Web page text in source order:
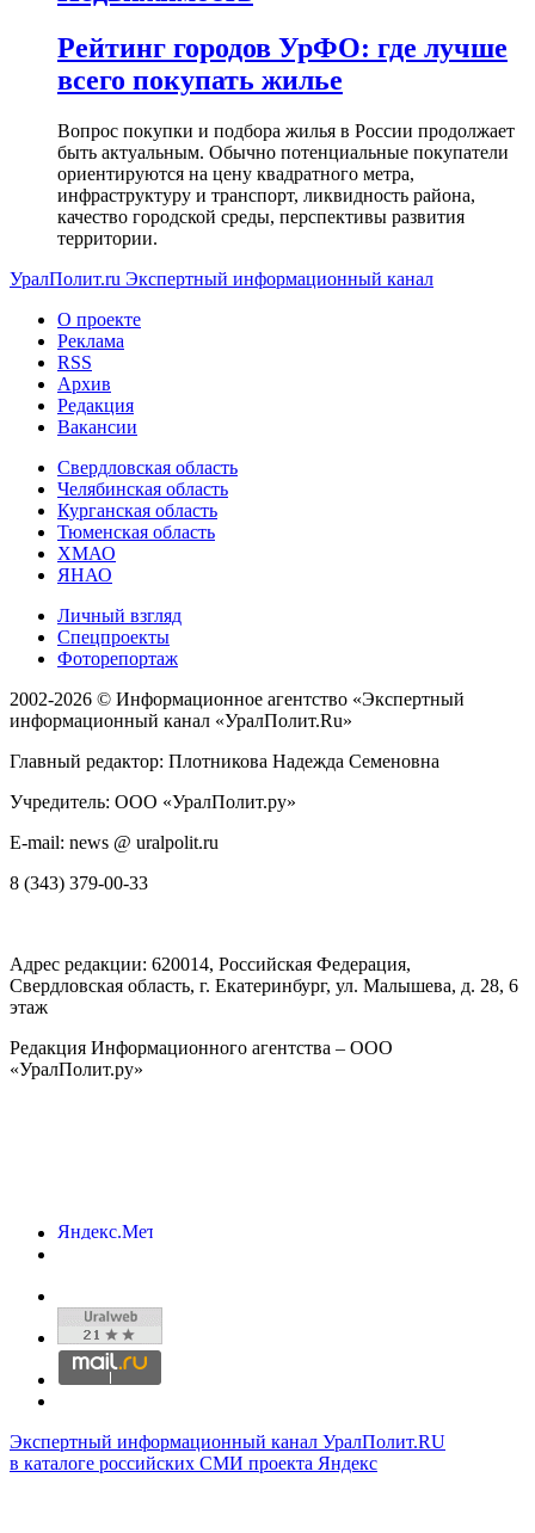
Рейтинг городов УрФО: где лучше
всего покупать жилье
Вопрос покупки и подбора жилья в России продолжает
быть актуальным. Обычно потенциальные покупатели
ориентируются на цену квадратного метра,
инфраструктуру и транспорт, ликвидность района,
качество городской среды, перспективы развития
территории.
УралПолит.ru Экспертный информационный канал
О проекте
Реклама
RSS
Архив
Редакция
Вакансии
Свердловская область
Челябинская область
Курганская область
Тюменская область
ХМАО
ЯНАО
Личный взгляд
Спецпроекты
Фоторепортаж
2002-2026 © Информационное агентство «Экспертный
информационный канал «УралПолит.Ru»
Главный редактор: Плотникова Надежда Семеновна
Учредитель: ООО «УралПолит.ру»
E-mail: news @ uralpolit.ru
8 (343) 379-00-33
Адрес редакции: 620014, Российская Федерация,
Свердловская область, г. Екатеринбург, ул. Малышева, д. 28, 6
этаж
Редакция Информационного агентства – ООО
«УралПолит.ру»
Экспертный информационный канал УралПолит.RU
в каталоге российских СМИ проекта Яндекс